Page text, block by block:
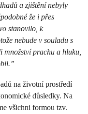
a zjištění nebyly
že i přes
stanovilo, k
nebude v souladu s
množství prachu a hluku,
na životní prostředí
důsledky. Na
všichni formou tzv.